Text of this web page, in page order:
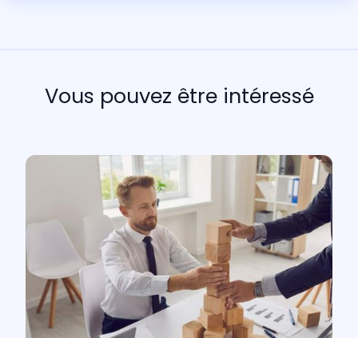
Vous pouvez être intéressé